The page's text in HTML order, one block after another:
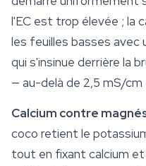
l'EC est trop élevée ; la
les feuilles basses avec
qui s'insinue derrière la
— au-delà de 2,5 mS/
Calcium contre
coco retient le
tout en fixant calcium